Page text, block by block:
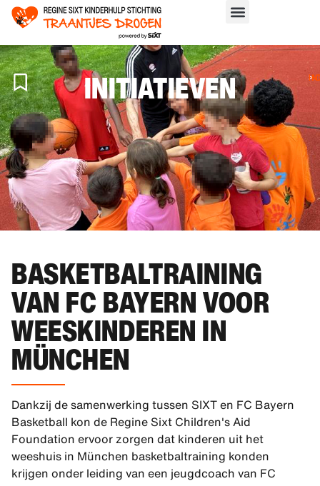
INITIATIEVEN >
BASKETBALTRAINING
VAN FC BAYERN VOOR
WEESKINDEREN IN
MÜNCHEN
Dankzij de samenwerking tussen SIXT en FC Bayern
Basketball kon de Regine Sixt Children's Aid
Foundation ervoor zorgen dat kinderen uit het
weeshuis in München basketbaltraining konden
krijgen onder leiding van een jeugdcoach van FC